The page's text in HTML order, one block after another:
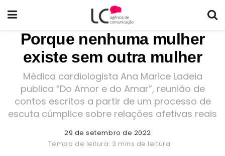
Porque nenhuma mulher
existe sem outra mulher
Médica cardiologista Ana Marice Ladeia
publica “Do Amor e do Amar”, reunião de
contos escritos a partir de um processo de
escuta cúmplice sobre relações afetivas reais
29 de setembro de 2022
Tempo de leitura: 3 mins de leitura